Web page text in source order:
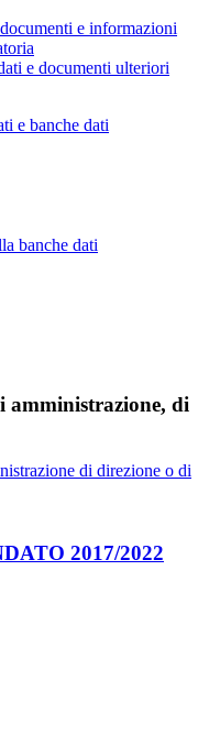
e informazioni
e documenti ulteriori
e banche dati
banche dati
di
di direzione o di
2017/2022